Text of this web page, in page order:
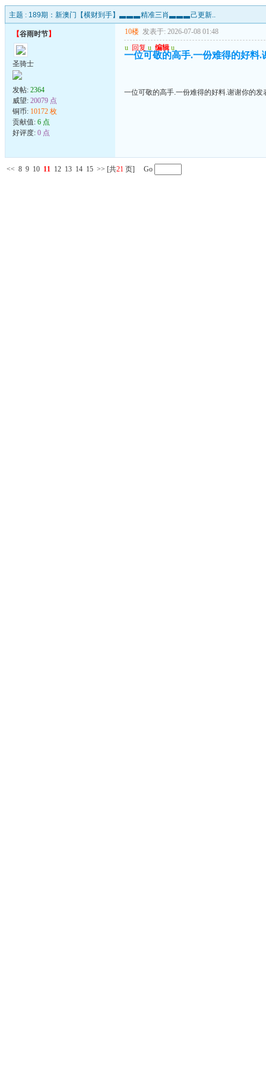
主题 : 189期：新澳门【横财到手】▃▃▃精准三肖▃▃▃己更新..
【谷雨时节】
圣骑士
发帖: 2364
威望: 20079 点
铜币: 10172 枚
贡献值: 6 点
好评度: 0 点
10楼 发表于: 2026-07-08 01:48
u 回复 u 编辑 u
一位可敬的高手.一份难得的好料.
一位可敬的高手.一份难得的好料.谢谢你的发
<< 8 9 10 11 12 13 14 15 >> [共21 页] Go